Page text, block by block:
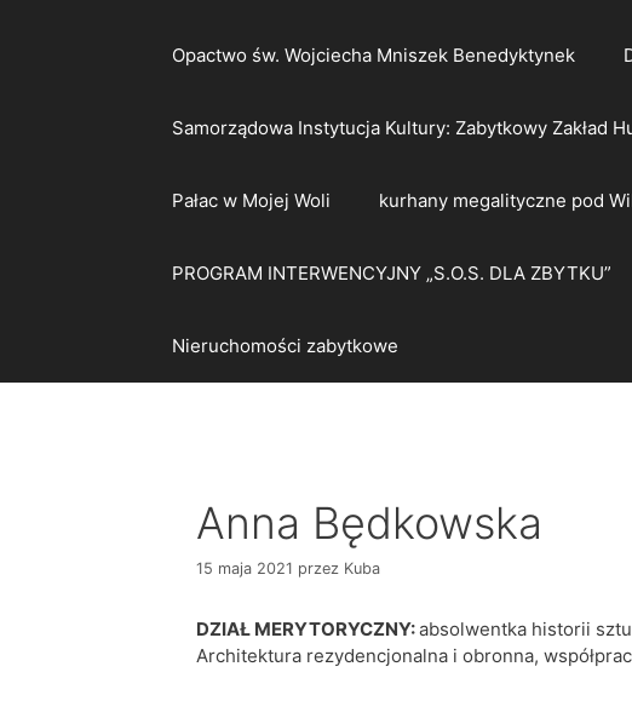
Opactwo św. Wojciecha Mniszek Benedyktynek
Samorządowa Instytucja Kultury: Zabytkowy Zakład
Pałac w Mojej Woli kurhany megalityczne pod
PROGRAM INTERWENCYJNY „S.O.S. DLA ZBYTKU”
Nieruchomości zabytkowe
Anna Będkowska
15 maja 2021 przez Kuba
DZIAŁ MERYTORYCZNY:absolwentka historii
Architektura rezydencjonalna i obronna,